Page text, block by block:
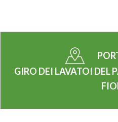
GIRO DEI LAVATOI DEL